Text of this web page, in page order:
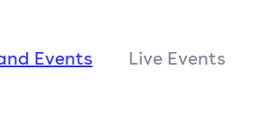
Events Live Events